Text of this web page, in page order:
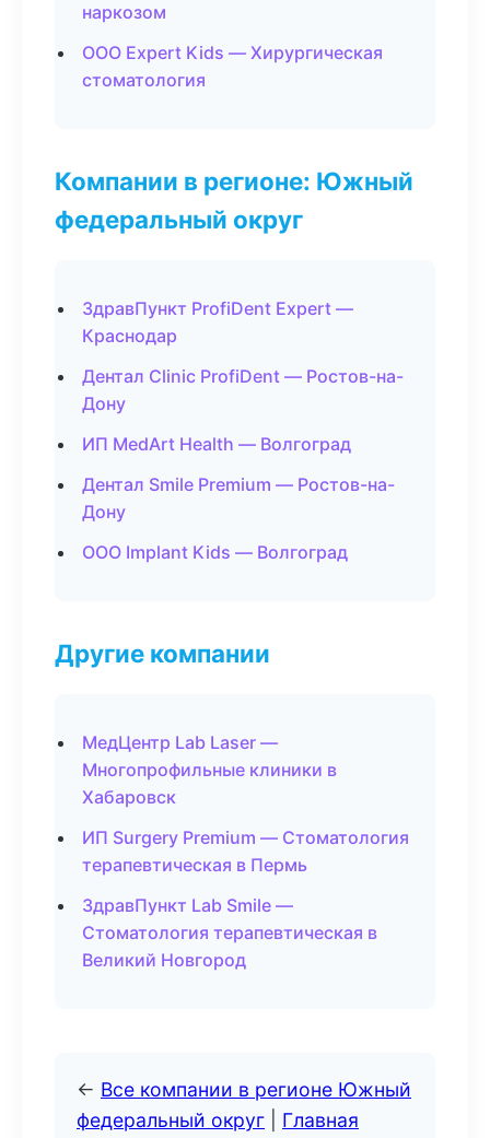
наркозом
ООО Expert Kids — Хирургическая
стоматология
Компании в регионе: Южный
федеральный округ
ЗдравПункт ProfiDent Expert —
Краснодар
Дентал Clinic ProfiDent — Ростов-на-
Дону
ИП MedArt Health — Волгоград
Дентал Smile Premium — Ростов-на-
Дону
ООО Implant Kids — Волгоград
Другие компании
МедЦентр Lab Laser —
Многопрофильные клиники в
Хабаровск
ИП Surgery Premium — Стоматология
терапевтическая в Пермь
ЗдравПункт Lab Smile —
Стоматология терапевтическая в
Великий Новгород
← Все компании в регионе Южный
федеральный округ
Главная